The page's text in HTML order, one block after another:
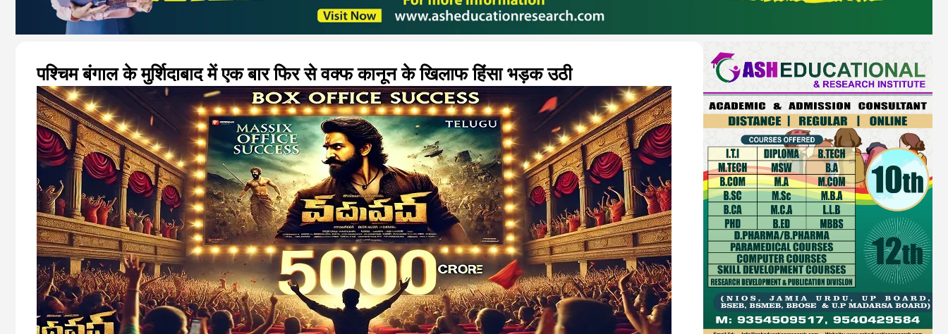
पश्चिम बंगाल के मुर्शिदाबाद में एक बार फिर से वक्फ कानून के खिलाफ हिंसा भड़क उठी